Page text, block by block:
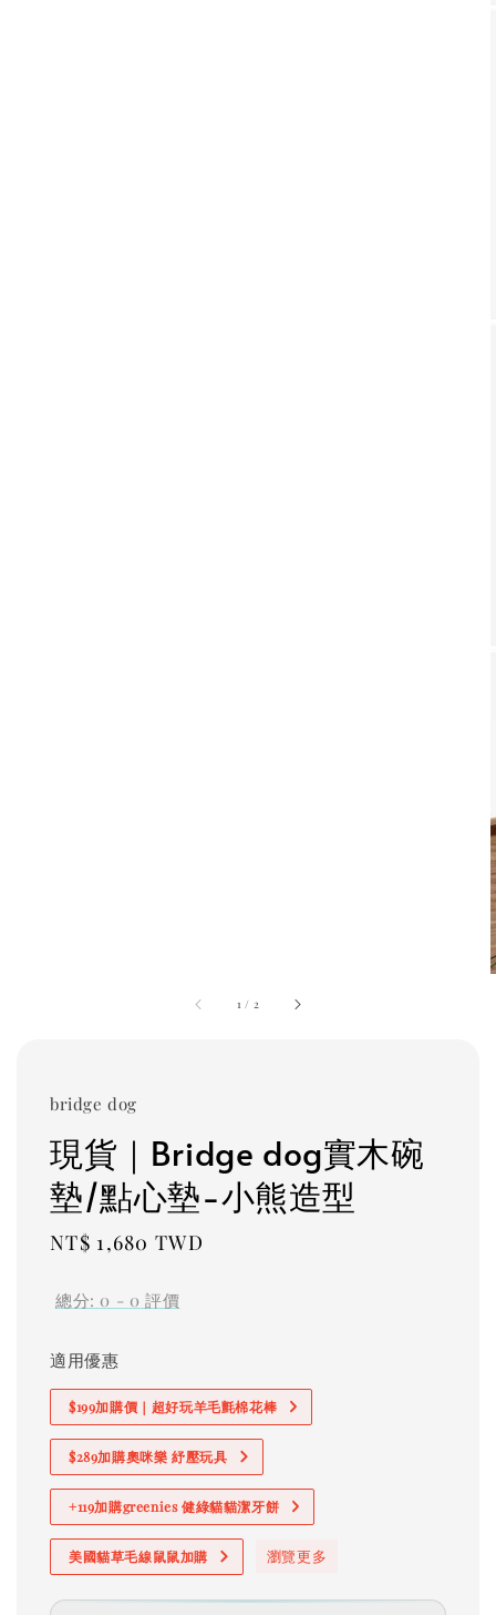
1 / 2
bridge dog
現貨｜Bridge dog實木碗
墊/點心墊-小熊造型
Regular
NT$ 1,680 TWD
總分: 0 - 0 評價
適用優惠
$199加購價｜超好玩羊毛氈棉花棒
$289加購奧咪樂 紓壓玩具
+119加購greenies 健綠貓貓潔牙餅
美國貓草毛線鼠鼠加購 瀏覽更多